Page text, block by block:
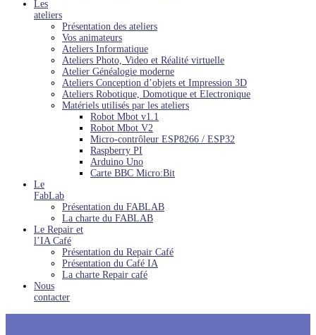
Les
ateliers
Présentation des ateliers
Vos animateurs
Ateliers Informatique
Ateliers Photo, Video et Réalité virtuelle
Atelier Généalogie moderne
Ateliers Conception d’objets et Impression 3D
Ateliers Robotique, Domotique et Electronique
Matériels utilisés par les ateliers
Robot Mbot v1.1
Robot Mbot V2
Micro-contrôleur ESP8266 / ESP32
Raspberry PI
Arduino Uno
Carte BBC Micro:Bit
Le
FabLab
Présentation du FABLAB
La charte du FABLAB
Le Repair et
l’IA Café
Présentation du Repair Café
Présentation du Café IA
La charte Repair café
Nous
contacter